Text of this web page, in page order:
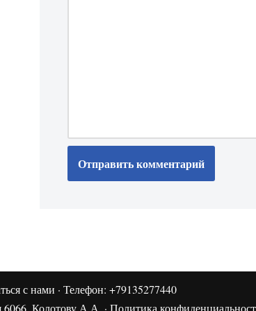
с нами · Телефон: +79135277440